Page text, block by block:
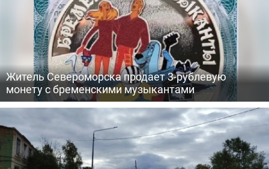
Житель Североморска продает 3-рублевую
монету с бременскими музыкантами